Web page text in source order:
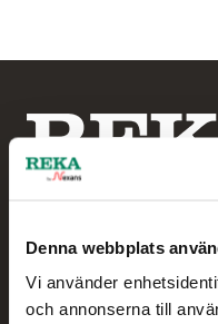
Denna webbplats
Vi använder
och annonserna till
Reka by Nexans